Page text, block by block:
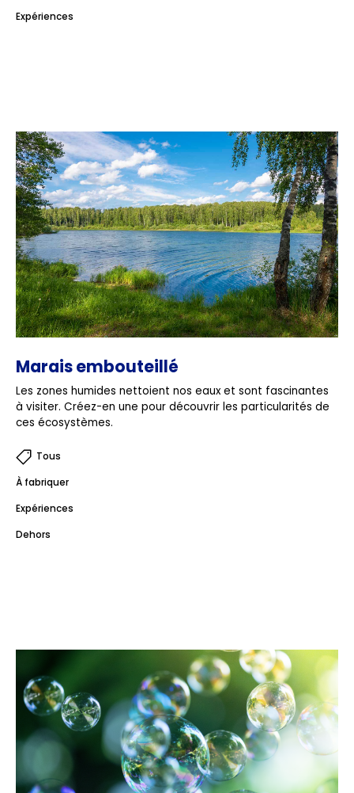
Expériences
Marais embouteillé
Les zones humides nettoient nos eaux et sont fascinantes
à visiter. Créez-en une pour découvrir les particularités de
ces écosystèmes.
Tous
À fabriquer
Expériences
Dehors